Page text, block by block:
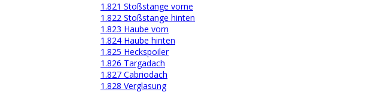
1.821 Stoßstange vorne
1.822 Stoßstange hinten
1.823 Haube vorn
1.824 Haube hinten
1.825 Heckspoiler
1.826 Targadach
1.827 Cabriodach
1.828 Verglasung